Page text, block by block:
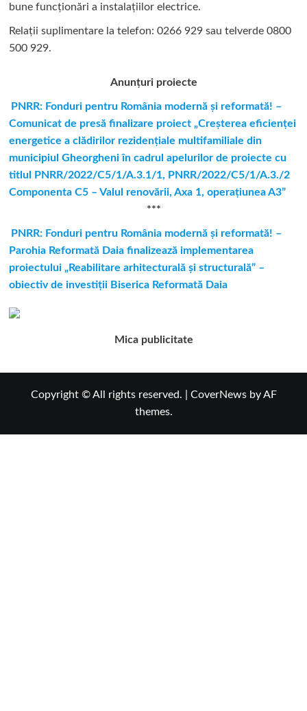
bune funcționări a instalațiilor electrice.
Relații suplimentare la tel efon: 0266 929 sau telverde 0800
500 929.
Anunțuri proiecte
PNRR: Fonduri pentru România modernă şi reformată! –
Comunicat de presă finalizare proiect „Creşterea eficienţei
energetice a clădirilor rezidenţiale multifamiliale din
municipiul Gheorgheni în cadrul apelurilor de proiecte cu
titlul PNRR/2022/C5/1/A.3.1/1, PNRR/2022/C5/1/A.3./2
Componenta C5 – Valul renovării, Axa 1, operaţiunea A3”
***
PNRR: Fonduri pentru România modernă și reformată! –
Parohia Reformată Daia finalizează implementarea
proiectului „Reabilitare arhitecturală și structurală” –
obiectiv de investiții Biserica Reformată Daia
Mica publicitate
Copyright © All rights reserved. CoverNewsby AF
themes.